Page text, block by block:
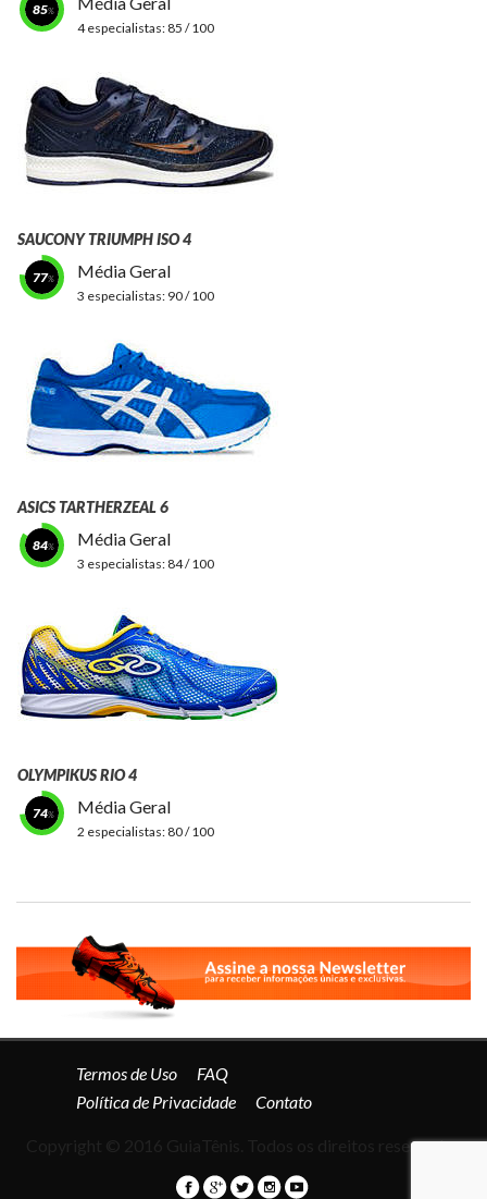
85
4 especialistas: 85 / 100
SAUCONY TRIUMPH ISO 4
77 Média Geral
3 especialistas: 90 / 100
ASICS TARTHERZEAL 6
84 Média Geral
3 especialistas: 84 / 100
OLYMPIKUS RIO 4
74 Média Geral
2 especialistas: 80 / 100
Termos de Uso
FAQ
Política de Privacidade
Contato
Copyright © 2016 GuiaTênis. Todos os direitos reservados.